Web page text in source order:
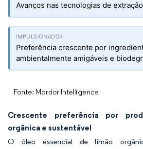
Avanços nas tecnologias de
Preferência crescente por
ambientalmente amigáveis e
Fonte: Mordor Intelligence
Crescente preferência por
orgânica e sustentável
O óleo essencial de limão